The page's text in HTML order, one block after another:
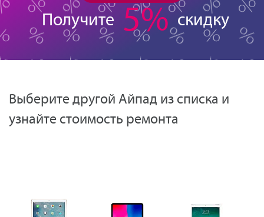
Получите 5% скидку
Выберите другой Айпад из списка и
узнайте стоимость ремонта